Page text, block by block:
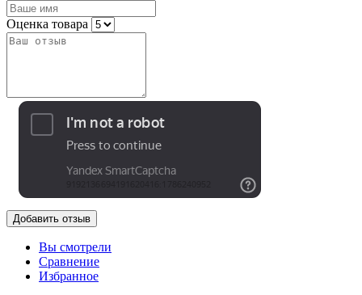
Оценка товара
Добавить отзыв
Вы смотрели
Сравнение
Избранное